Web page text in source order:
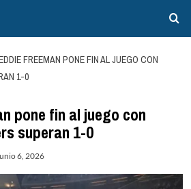
FREEMAN PONE FIN AL JUEGO CON
1-0
pone fin al juego con
superan 1-0
6, 2026